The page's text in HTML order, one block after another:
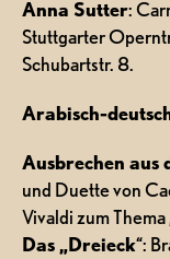
Anna Sutter:
Stuttgarter
Schubartstr. 8.
Arabisch-
Ausbrechen aus
und Duette von
Vivaldi zum
Das „Dreieck“: